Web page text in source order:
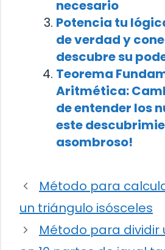
necesario
Potencia tu
de verdad y
descubre su
Teorema
Aritmética:
de entender los
este
asombroso!
Método para
un triángulo isósceles
Método para dividir